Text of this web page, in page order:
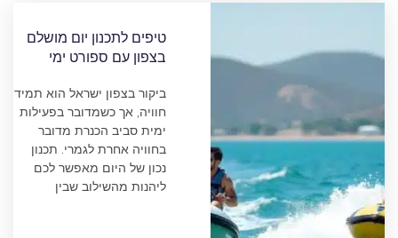
טיפים לתכנון יום מושלם
בצפון עם ספורט ימי
ביקור בצפון ישראל הוא תמיד
חוויה, אך כשמדובר בפעילות
ימית סביב הכנרת מדובר
בחוויה אחרת לגמרי. תכנון
נכון של היום מאפשר לכם
ליהנות מהשילוב שבין